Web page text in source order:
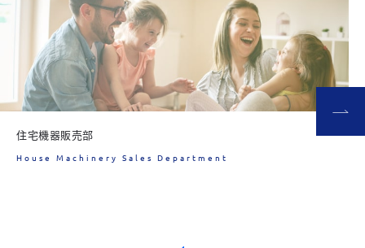
住宅機器販売部
House Machinery Sales Department